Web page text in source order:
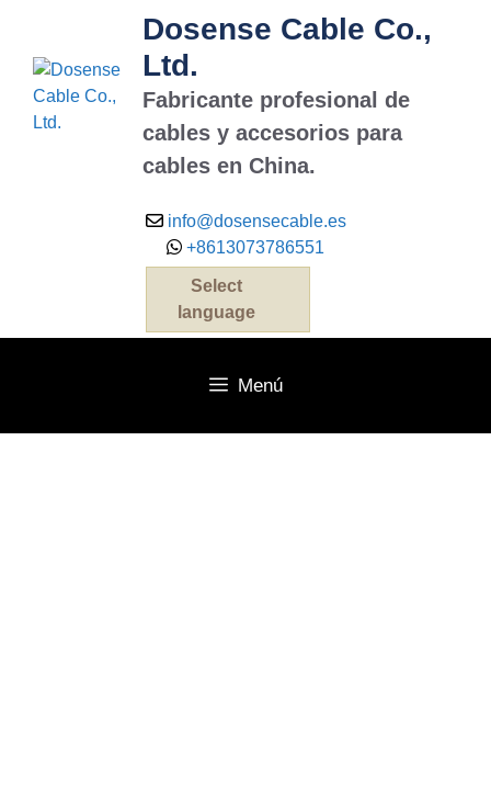
Dosense Cable Co.,
Ltd.
Fabricante profesional de
cables y accesorios para
cables en China.
info@dosensecable.es
+8613073786551
Select
language
Menú